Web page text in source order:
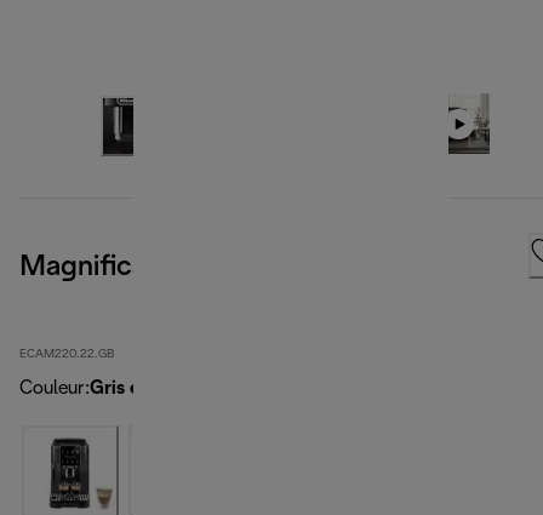
Magnifica Start, Grey
ECAM220.22.GB
Couleur:Gris et noir